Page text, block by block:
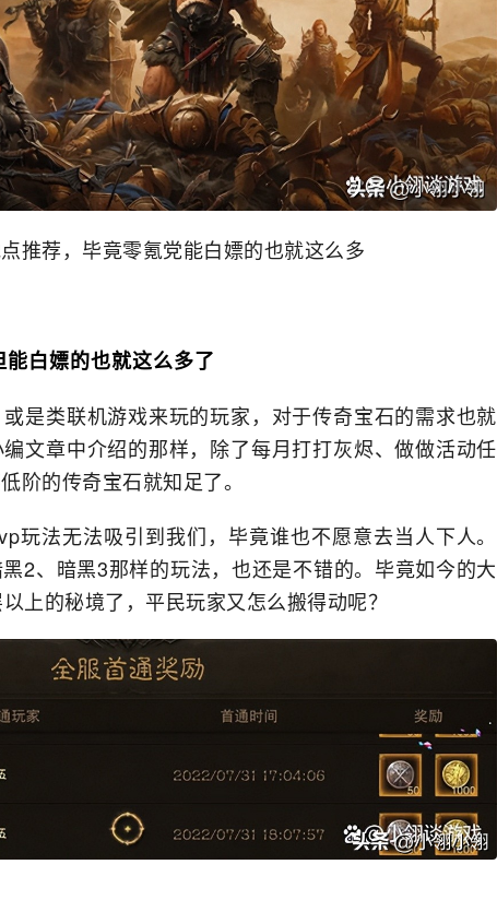
推荐，毕竟零氪党能白嫖的也就这么多
白嫖的也就这么多了
是类联机游戏来玩的玩家，对于传奇宝石的需求也就
文章中介绍的那样，除了每月打打灰烬、做做活动任
阶的传奇宝石就知足了。
玩法无法吸引到我们，毕竟谁也不愿意去当人下人。
2、暗黑3那样的玩法，也还是不错的。毕竟如今的大
上的秘境了，平民玩家又怎么搬得动呢？